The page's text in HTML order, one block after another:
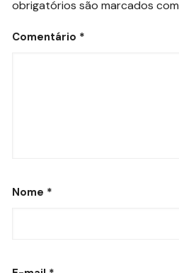
obrigatórios são marcados com
Comentário *
Nome *